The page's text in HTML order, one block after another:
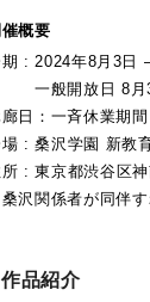
催概要
: 2024年8月3日
般開放日 8月3
日：一斉休業期
: 桑沢学園 新教
: 東京都渋谷区
沢関係者が同伴す
作品紹介